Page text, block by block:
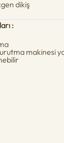
dikiş
:
makinesi